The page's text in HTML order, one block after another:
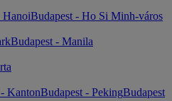
HanoiBudapest - Ho Si Minh-város
Budapest - Manila
KantonBudapest - PekingBudapest